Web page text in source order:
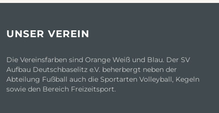
UNSER VEREIN
Die Vereinsfarben sind Orange Weiß und Blau. Der SV
Aufbau Deutschbaselitz e.V. beherbergt neben der
Abteilung Fußball auch die Sportarten Volleyball, Kegeln
sowie den Bereich Freizeitsport.